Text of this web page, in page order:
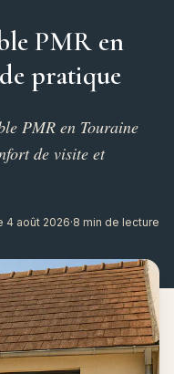
PMR en
pratique
PMR en Touraine
de visite et
4 août 2026·8 min de lecture